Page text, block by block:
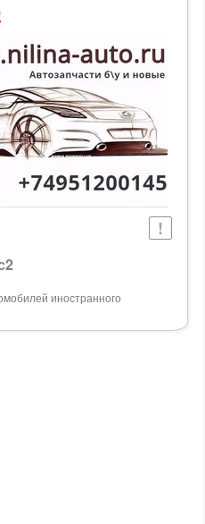
иностранного